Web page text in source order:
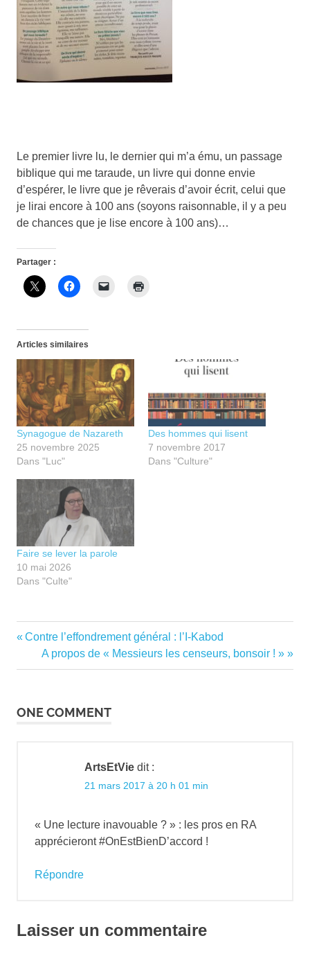
Le premier livre lu, le dernier qui m’a ému, un passage
biblique qui me taraude, un livre qui donne envie
d’espérer, le livre que je rêverais d’avoir écrit, celui que
je lirai encore à 100 ans (soyons raisonnable, il y a peu
de chances que je lise encore à 100 ans)…
Partager :
Articles similaires
Synagogue de Nazareth
25 novembre 2025
Dans "Luc"
Des hommes qui lisent
7 novembre 2017
Dans "Culture"
Faire se lever la parole
10 mai 2026
Dans "Culte"
bibliothèque
Birman
lectures
Monod
Navigation
de
Previous
Post:
Contre l’effondrement général : l’I-Kabod
Next
Post:
A propos de « Messieurs les censeurs, bonsoir ! »
ONE COMMENT
ArtsEtVie dit :
21 mars 2017 à 20 h 01 min
« Une lecture inavouable ? » : les pros en RA
apprécieront #OnEstBienD’accord !
Répondre
Laisser un commentaire